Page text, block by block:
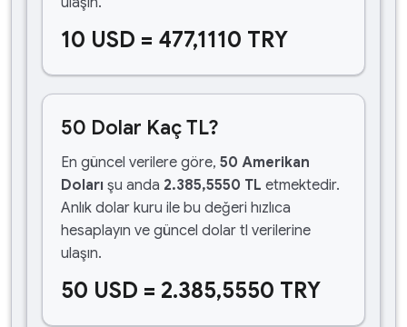
10 USD = 477,1110 TRY
50 Dolar Kaç TL?
En güncel verilere göre, 50 Amerikan
Doları şu anda 2.385,5550 TL etmektedir.
Anlık dolar kuru ile bu değeri hızlıca
hesaplayın ve güncel dolar tl verilerine
ulaşın.
50 USD = 2.385,5550 TRY